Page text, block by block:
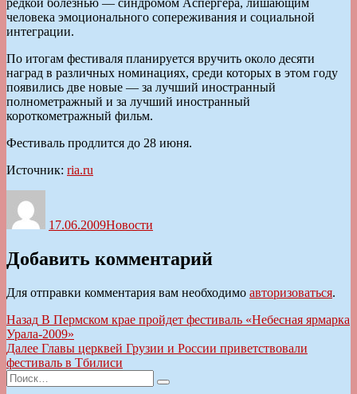
человека эмоционального сопереживания и социальной
интеграции.
По итогам фестиваля планируется вручить около десяти
наград в различных номинациях, среди которых в этом году
появились две новые — за лучший иностранный
полнометражный и за лучший иностранный
короткометражный фильм.
Фестиваль продлится до 28 июня.
Источник: ria.ru
17.06.2009Новости
Добавить комментарий
Для отправки комментария вам необходимо авторизоваться.
Навигация
по
записям
Назад Предыдущая
запись:
В Пермском крае пройдет фестиваль «Небесная ярмарка
Урала-2009»
Далее Следующая
запись:
Главы церквей Грузии и России приветствовали
фестиваль в Тбилиси
Искать:
Поиск